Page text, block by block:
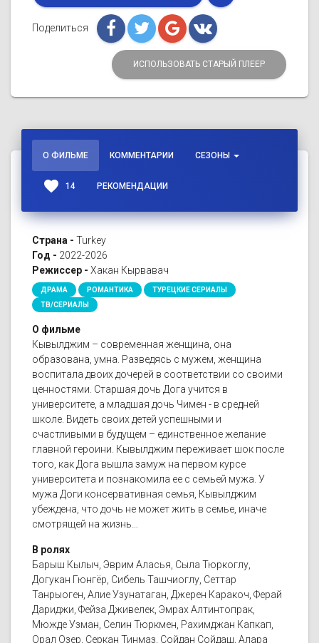
Поделиться
ИСПОЛЬЗОВАТЬ СТАРЫЙ ПЛЕЕР
О ФИЛЬМЕ КОММЕНТАРИИ СЕЗОНЫ
favorite 14 РЕКОМЕНДАЦИИ
Страна - Turkey
Год - 2022-2026
Режиссер - Хакан Кырвавач
ДРАМА РОМАНТИКА
ТУРЕЦКИЕ СЕРИАЛЫ
ТВ/СЕРИАЛЫ
О фильме
Кывылджим – современная женщина, она
образована, умна. Разведясь с мужем, женщина
воспитала двоих дочерей в соответствии со своими
ценностями. Старшая дочь Дога учится в
университете, а младшая дочь Чимен - в средней
школе. Видеть своих детей успешными и
счастливыми в будущем – единственное желание
главной героини. Кывылджим переживает шок после
того, как Дога вышла замуж на первом курсе
университета и познакомила ее с семьей мужа. У
мужа Доги консервативная семья, Кывылджим
убеждена, что дочь не может жить в семье, иначе
смотрящей на жизнь…
В ролях
Барыш Кылыч, Эврим Аласья, Сыла Тюркоглу,
Догукан Гюнгёр, Сибель Ташчиоглу, Сеттар
Танрыоген, Алие Узунатаган, Джерен Каракоч, Ферай
Дариджи, Фейза Дживелек, Эмрах Алтинтопрак,
Мюжде Узман, Селин Тюркмен, Рахимджан Капкап,
Орал Озер, Серкан Тинмаз, Сойдан Сойдаш, Алара